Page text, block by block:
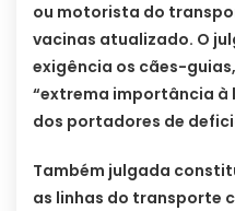
ou motorista do
vacinas atualizado. O
exigência os cães-
“extrema importância
dos portadores de
Também julgada
as linhas do transporte